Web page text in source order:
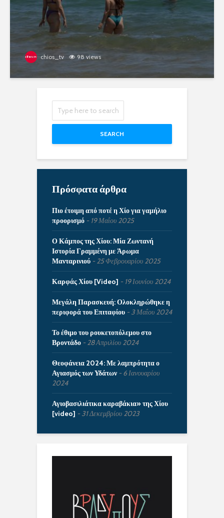
chios_tv 98 views
SEARCH
Πρόσφατα άρθρα
Πιο έτοιμη από ποτέ η Χίο για γαμήλιο
προορισμό
19 Μαΐου 2025
Ο Κάμπος της Χίου: Μία Ζωντανή
Ιστορία Γραμμένη με Άρωμα
Μανταρινιού
25 Φεβρουαρίου 2025
Καρφάς Χίου [Video] 19 Ιουνίου 2024
Μεγάλη Παρασκευή: Ολοκληρώθηκε η
περιφορά του Επιταφίου
3 Μαΐου 2024
Το έθιμο του ρουκετοπόλεμου στο
Βροντάδο
28 Απριλίου 2024
Θεοφάνεια 2024: Με λαμπρότητα ο
Αγιασμός των Υδάτων
6 Ιανουαρίου
2024
Αγιοβασιλιάτικα καραβάκια» της Χίου
[video]
31 Δεκεμβρίου 2023